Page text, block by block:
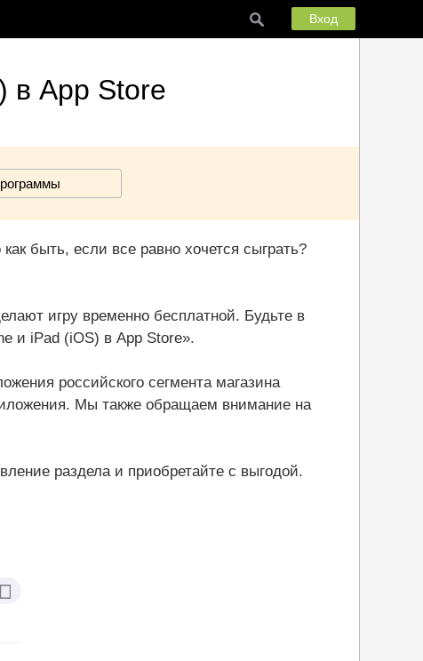
Вход
в App Store
быть, если все равно хочется сыграть?
игру временно бесплатной. Будьте в
и iPad (iOS) в App Store».
российского сегмента магазина
Мы также обращаем внимание на
раздела и приобретайте с выгодой.